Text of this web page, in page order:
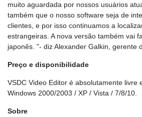
muito aguardada por nossos usuários
também que o nosso software seja de
clientes, e por isso continuamos a
estrangeiras. A nova versão também vai
japonês. "- diz Alexander Galkin, gerente
Preço e disponibilidade
VSDC Video Editor é absolutamente livre
Windows 2000/2003 / XP / Vista / 7/8/10.
Sobre